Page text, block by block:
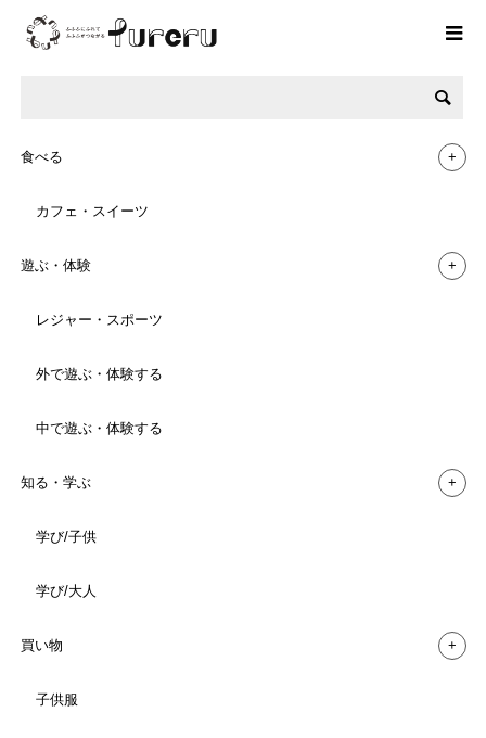
食べる
カフェ・スイーツ
遊ぶ・体験
レジャー・スポーツ
外で遊ぶ・体験する
中で遊ぶ・体験する
知る・学ぶ
学び/子供
学び/大人
買い物
子供服
未分類 の記事一覧
食べる